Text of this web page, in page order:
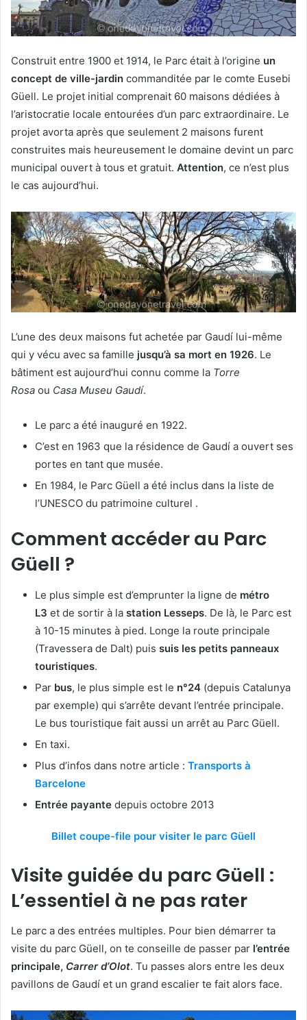
Construit entre 1900 et 1914, le Parc était à l’origine un
concept de ville-jardin commanditée par le comte Eusebi
Güell. Le projet initial comprenait 60 maisons dédiées à
l’aristocratie locale entourées d’un parc extraordinaire. Le
projet avorta après que seulement 2 maisons furent
construites mais heureusement le domaine devint un parc
municipal ouvert à tous et gratuit. Attention, ce n’est plus
le cas aujourd’hui.
L’une des deux maisons fut achetée par Gaudí lui-même
qui y vécu avec sa famille jusqu’à sa mort en 1926. Le
bâtiment est aujourd’hui connu comme la Torre
Rosa ou Casa Museu Gaudí.
Le parc a été inauguré en 1922.
C’est en 1963 que la résidence de Gaudí a ouvert ses
portes en tant que musée.
En 1984, le Parc Güell a été inclus dans la liste de
l’UNESCO du patrimoine culturel .
Comment accéder au Parc
Güell ?
Le plus simple est d’emprunter la ligne de métro
L3 et de sortir à la station Lesseps. De là, le Parc est
à 10-15 minutes à pied. Longe la route principale
(Travessera de Dalt) puis suis les petits panneaux
touristiques.
Par bus, le plus simple est le n°24 (depuis Catalunya
par exemple) qui s’arrête devant l’entrée principale.
Le bus touristique fait aussi un arrêt au Parc Güell.
En taxi.
Plus d’infos dans notre article : Transports à
Barcelone
Entrée payante depuis octobre 2013
Billet coupe-file pour visiter le parc Güell
Visite guidée du parc Güell :
L’essentiel à ne pas rater
Le parc a des entrées multiples. Pour bien démarrer ta
visite du parc Güell, on te conseille de passer par l’entrée
principale, Carrer d’Olot. Tu passes alors entre les deux
pavillons de Gaudí et un grand escalier te fait alors face.